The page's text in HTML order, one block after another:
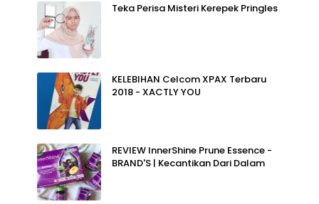
Teka Perisa Misteri Kerepek Pringles
KELEBIHAN Celcom XPAX Terbaru
2018 - XACTLY YOU
REVIEW InnerShine Prune Essence -
BRAND'S | Kecantikan Dari Dalam